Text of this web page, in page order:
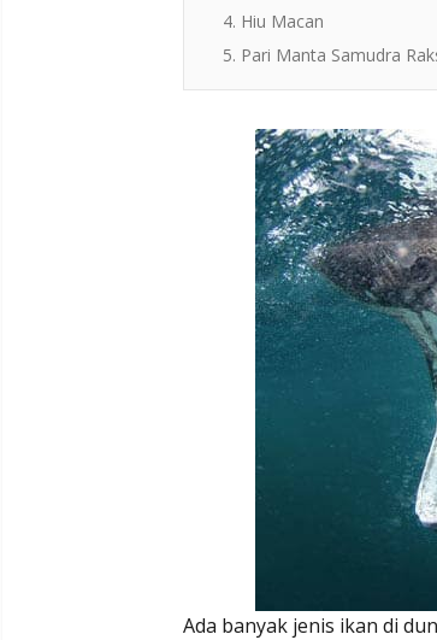
4. Hiu Macan
5. Pari Manta Samudra
Ada banyak jenis ikan di